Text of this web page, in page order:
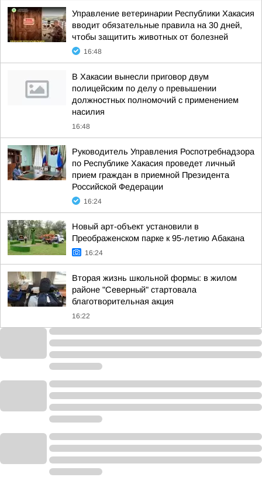
Управление ветеринарии Республики Хакасия
вводит обязательные правила на 30 дней,
чтобы защитить животных от болезней
16:48
В Хакасии вынесли приговор двум
полицейским по делу о превышении
должностных полномочий с применением
насилия
16:48
Руководитель Управления Роспотребнадзора
по Республике Хакасия проведет личный
прием граждан в приемной Президента
Российской Федерации
16:24
Новый арт-объект установили в
Преображенском парке к 95-летию Абакана
16:24
Вторая жизнь школьной формы: в жилом
районе "Северный" стартовала
благотворительная акция
16:22